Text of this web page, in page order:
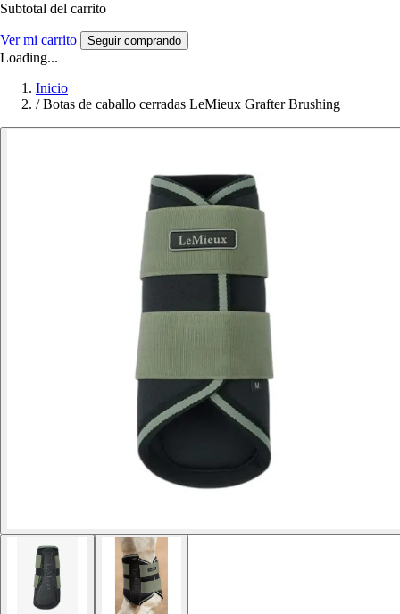
Subtotal del carrito
Ver mi carrito Seguir comprando
Loading...
Inicio
/ Botas de caballo cerradas LeMieux Grafter Brushing